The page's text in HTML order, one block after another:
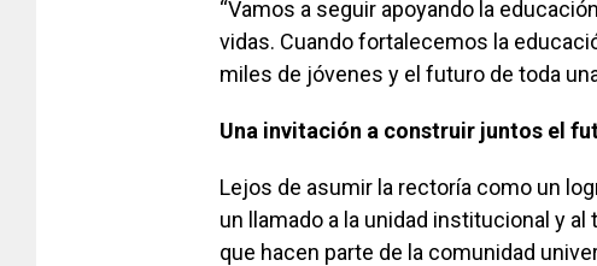
“Vamos a seguir apoyando la
vidas. Cuando fortalecemos la
miles de jóvenes y el futuro de toda
Una invitación a construir juntos el
Lejos de asumir la rectoría como un
un llamado a la unidad institucional y
que hacen parte de la comunidad